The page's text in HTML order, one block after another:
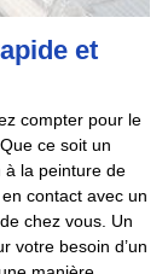
et
compter pour le
ce soit un
à la peinture de
contact avec un
chez vous. Un
votre besoin d’un